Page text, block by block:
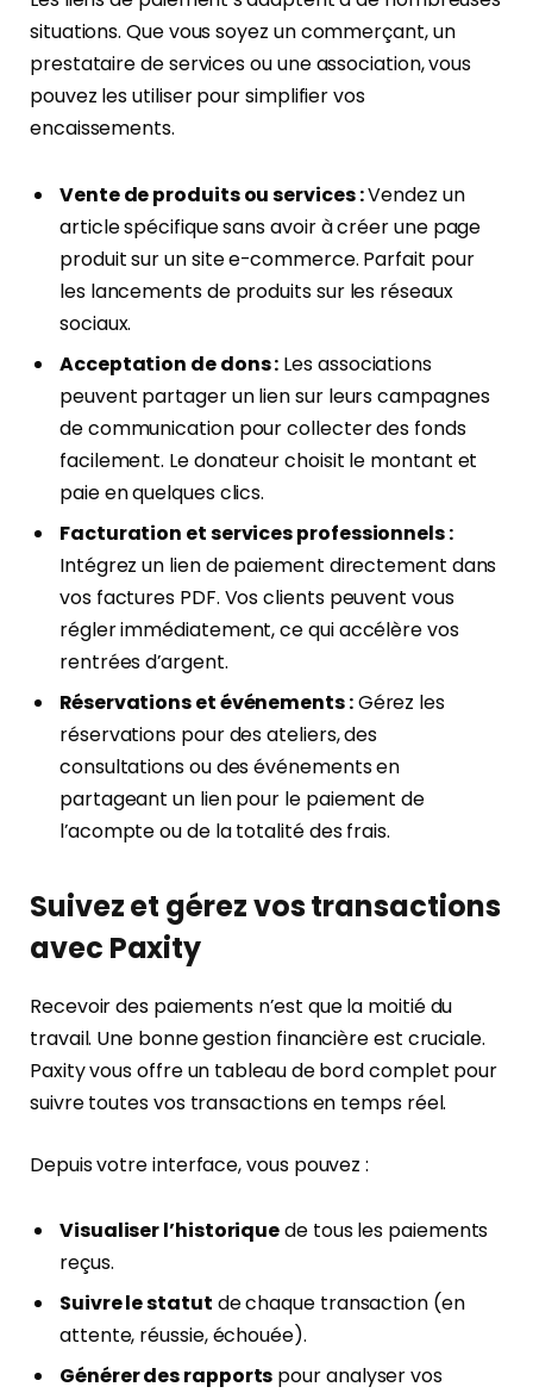
situations. Que vous soyez un commerçant, un
prestataire de services ou une association, vous
pouvez les utiliser pour simplifier vos
encaissements.
Vente de produits ou services :Vendez un
article spécifique sans avoir à créer une page
produit sur un site e-commerce. Parfait pour
les lancements de produits sur les réseaux
sociaux.
Acceptation de dons : Les associations
peuvent partager un lien sur leurs campagnes
de communication pour collecter des fonds
facilement. Le donateur choisit le montant et
paie en quelques clics.
Facturation et services professionnels :
Intégrez un lien de paiement directement dans
vos factures PDF. Vos clients peuvent vous
régler immédiatement, ce qui accélère vos
rentrées d’argent.
Réservations et événements :Gérez les
réservations pour des ateliers, des
consultations ou des événements en
partageant un lien pour le paiement de
l’acompte ou de la totalité des frais.
Suivez et gérez vos transactions
avec Paxity
Recevoir des paiements n’est que la moitié du
travail. Une bonne gestion financière est cruciale.
Paxity vous offre un tableau de bord complet pour
suivre toutes vos transactions en temps réel.
Depuis votre interface, vous pouvez :
Visualiser l’historiquede tous les paiements
reçus.
Suivre le statut de chaque transaction (en
attente, réussie, échouée).
Générer des rapports pour analyser vos